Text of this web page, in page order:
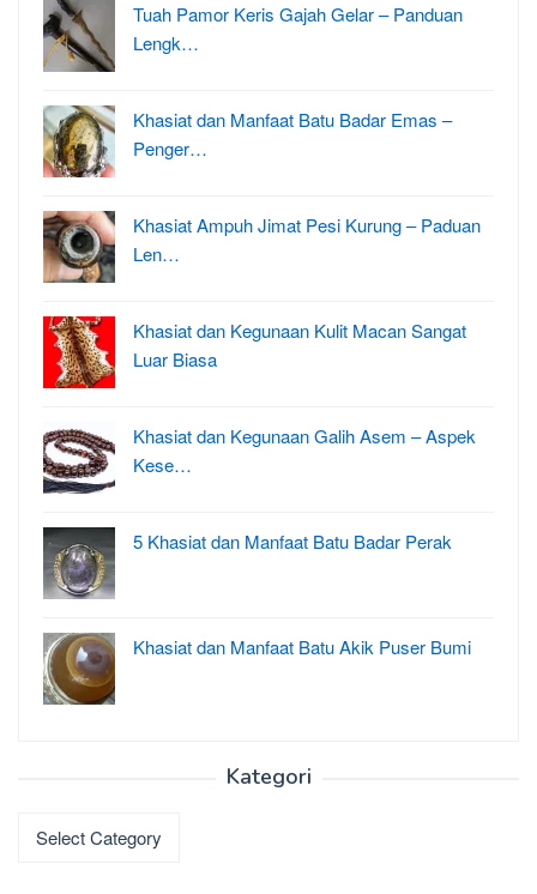
Tuah Pamor Keris Gajah Gelar – Panduan
Lengk…
Khasiat dan Manfaat Batu Badar Emas –
Penger…
Khasiat Ampuh Jimat Pesi Kurung – Paduan
Len…
Khasiat dan Kegunaan Kulit Macan Sangat
Luar Biasa
Khasiat dan Kegunaan Galih Asem – Aspek
Kese…
5 Khasiat dan Manfaat Batu Badar Perak
Khasiat dan Manfaat Batu Akik Puser Bumi
Kategori
Kategori